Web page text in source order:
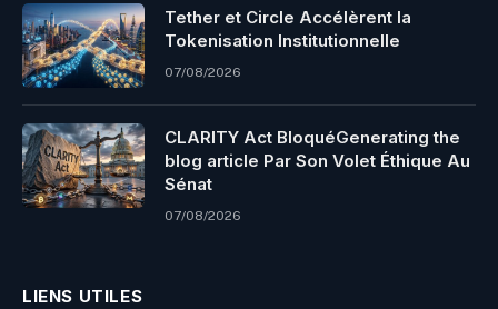
Tether et Circle Accélèrent la
Tokenisation Institutionnelle
07/08/2026
CLARITY Act BloquéGenerating the
blog article Par Son Volet Éthique Au
Sénat
07/08/2026
LIENS UTILES